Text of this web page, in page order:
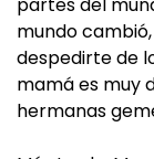
mundo
despedirte de
mamá es muy
hermanas